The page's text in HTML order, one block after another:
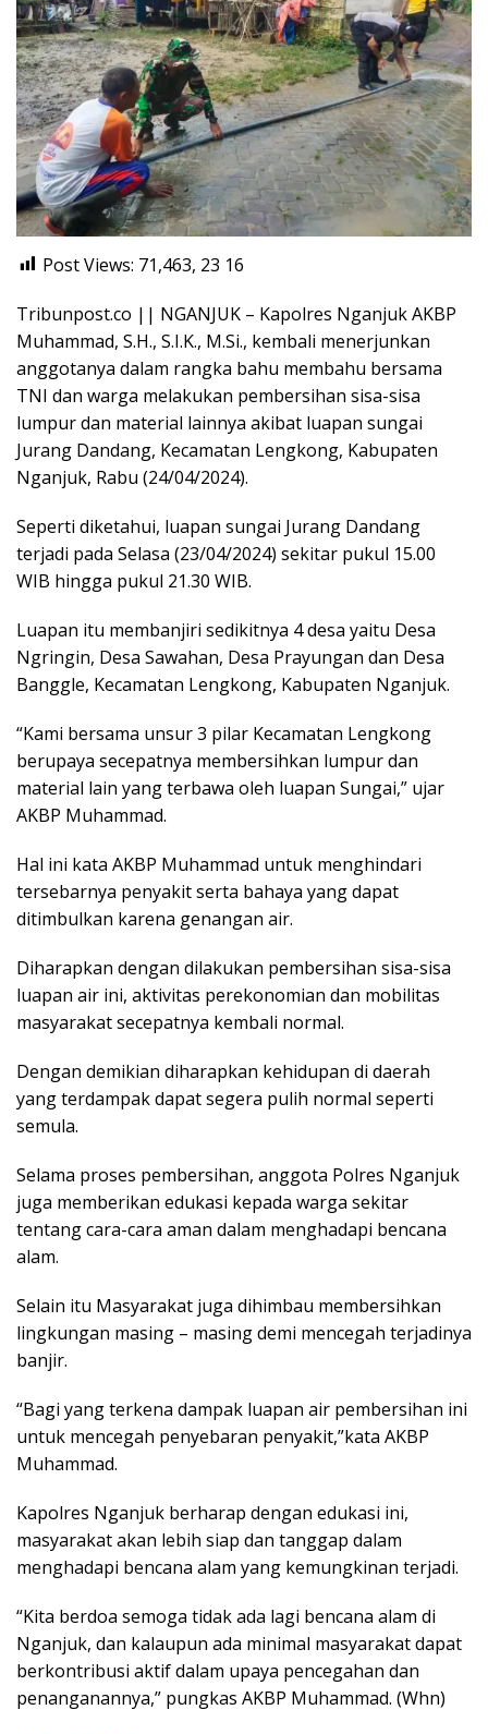
Post Views: 71,463, 23 16
Tribunpost.co || NGANJUK – Kapolres Nganjuk AKBP
Muhammad, S.H., S.I.K., M.Si., kembali menerjunkan
anggotanya dalam rangka bahu membahu bersama
TNI dan warga melakukan pembersihan sisa-sisa
lumpur dan material lainnya akibat luapan sungai
Jurang Dandang, Kecamatan Lengkong, Kabupaten
Nganjuk, Rabu (24/04/2024).
Seperti diketahui, luapan sungai Jurang Dandang
terjadi pada Selasa (23/04/2024) sekitar pukul 15.00
WIB hingga pukul 21.30 WIB.
Luapan itu membanjiri sedikitnya 4 desa yaitu Desa
Ngringin, Desa Sawahan, Desa Prayungan dan Desa
Banggle, Kecamatan Lengkong, Kabupaten Nganjuk.
“Kami bersama unsur 3 pilar Kecamatan Lengkong
berupaya secepatnya membersihkan lumpur dan
material lain yang terbawa oleh luapan Sungai,” ujar
AKBP Muhammad.
Hal ini kata AKBP Muhammad untuk menghindari
tersebarnya penyakit serta bahaya yang dapat
ditimbulkan karena genangan air.
Diharapkan dengan dilakukan pembersihan sisa-sisa
luapan air ini, aktivitas perekonomian dan mobilitas
masyarakat secepatnya kembali normal.
Dengan demikian diharapkan kehidupan di daerah
yang terdampak dapat segera pulih normal seperti
semula.
Selama proses pembersihan, anggota Polres Nganjuk
juga memberikan edukasi kepada warga sekitar
tentang cara-cara aman dalam menghadapi bencana
alam.
Selain itu Masyarakat juga dihimbau membersihkan
lingkungan masing – masing demi mencegah terjadinya
banjir.
“Bagi yang terkena dampak luapan air pembersihan ini
untuk mencegah penyebaran penyakit,”kata AKBP
Muhammad.
Kapolres Nganjuk berharap dengan edukasi ini,
masyarakat akan lebih siap dan tanggap dalam
menghadapi bencana alam yang kemungkinan terjadi.
“Kita berdoa semoga tidak ada lagi bencana alam di
Nganjuk, dan kalaupun ada minimal masyarakat dapat
berkontribusi aktif dalam upaya pencegahan dan
penanganannya,” pungkas AKBP Muhammad. (Whn)